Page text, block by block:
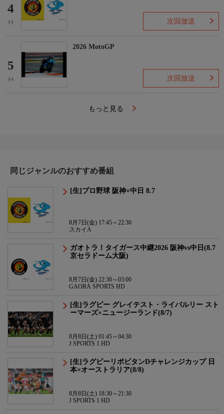
4
(-) 次回放送
5
(-)
2026 MotoGP
次回放送
もっと見る
同じジャンルのおすすめ番組
[生]プロ野球 阪神×中日 8.7
8月7日(金) 17:45～22:30
スカイA
ガオトラ！タイガース中継2026 阪神vs中日(8.7
京セラドーム大阪)
8月7日(金) 22:30～03:00
GAORA SPORTS HD
[生]ラグビー グレイテスト・ライバルリー スト
ーマーズ×ニュージーランド(8/7)
8月8日(土) 01:45～04:30
J SPORTS 1 HD
[生]ラグビーリポビタンDチャレンジカップ 日
本×オーストラリア(8/8)
8月8日(土) 18:30～21:30
J SPORTS 1 HD